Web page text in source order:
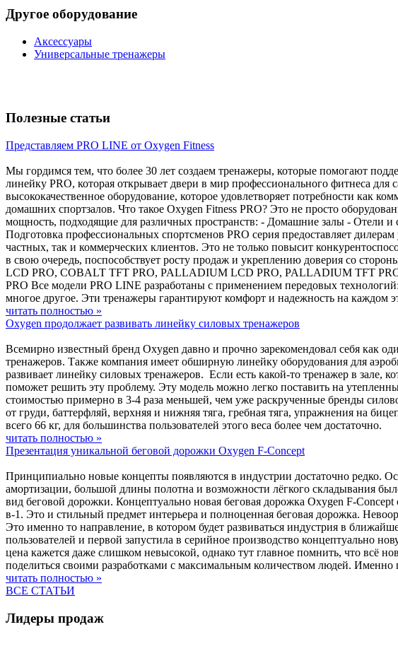
Другое оборудование
Аксессуары
Универсальные тренажеры
Полезные статьи
Представляем PRO LINE от Oxygen Fitness
Мы гордимся тем, что более 30 лет создаем тренажеры, которые помогают
линейку PRO, которая открывает двери в мир профессионального фитнеса
высококачественное оборудование, которое удовлетворяет потребности как
домашних спортзалов. Что такое Oxygen Fitness PRO? Это не просто
мощность, подходящие для различных пространств: - Домашние залы - Отели
Подготовка профессиональных спортсменов PRO серия предоставляет
частных, так и коммерческих клиентов. Это не только повысит
в свою очередь, поспособствует росту продаж и укреплению доверия со
LCD PRO, COBALT TFT PRO, PALLADIUM LCD PRO, PALLADIUM TFT
PRO Все модели PRO LINE разработаны с применением передовых
многое другое. Эти тренажеры гарантируют комфорт и надежность на каждом
читать полностью »
Oxygen продолжает развивать линейку силовых тренажеров
Всемирно известный бренд Oxygen давно и прочно зарекомендовал себя как
тренажеров. Также компания имеет обширную линейку оборудования для
развивает линейку силовых тренажеров. Если есть какой-то тренажер в зале,
поможет решить эту проблему. Эту модель можно легко поставить на
стоимостью примерно в 3-4 раза меньшей, чем уже раскрученные бренды
от груди, баттерфляй, верхняя и нижняя тяга, гребная тяга, упражнения на
всего 66 кг, для большинства пользователей этого веса более чем достаточно.
читать полностью »
Презентация уникальной беговой дорожки Oxygen F-Concept
Принципиально новые концепты появляются в индустрии достаточно редко.
амортизации, большой длины полотна и возможности лёгкого складывания
вид беговой дорожки. Концептуально новая беговая дорожка Oxygen F-
в-1. Это и стильный предмет интерьера и полноценная беговая дорожка.
Это именно то направление, в котором будет развиваться индустрия в
пользователей и первой запустила в серийное производство концептуально
цена кажется даже слишком невысокой, однако тут главное помнить, что всё
поделиться своими разработками с максимальным количеством людей.
читать полностью »
ВСЕ СТАТЬИ
Лидеры продаж